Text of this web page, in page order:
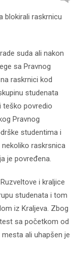
blokirali raskrnicu
suda ali nakon
sa Pravnog
raskrnici kod
studenata
teško povredio
Pravnog
studentima i
raskrsnica
je povređena.
i kraljice
studenata i tom
iz Kraljeva. Zbog
sa početkom od
ali uhapšen je